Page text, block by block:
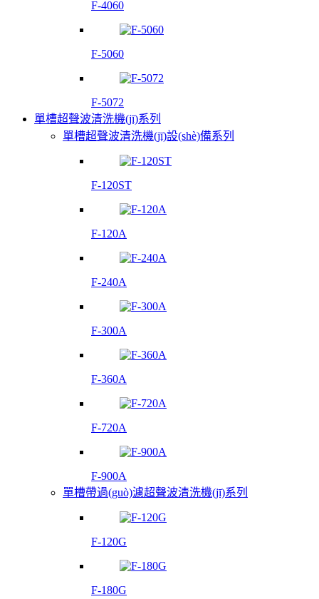
F-4060
F-5060
F-5072
單槽超聲波清洗機(jī)系列
單槽超聲波清洗機(jī)設(shè)備系列
F-120ST
F-120A
F-240A
F-300A
F-360A
F-720A
F-900A
單槽帶過(guò)濾超聲波清洗機(jī)系列
F-120G
F-180G